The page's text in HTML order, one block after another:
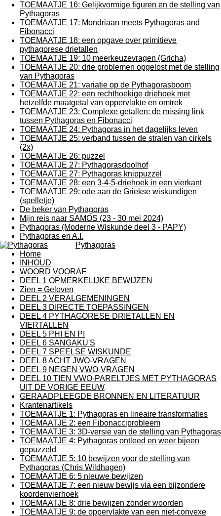
TOEMAATJE 16: Gelijkvormige figuren en de stelling van
Pythagoras
TOEMAATJE 17: Mondriaan meets Pythagoras and
Fibonacci
TOEMAATJE 18: een opgave over primitieve
pythagorese drietallen
TOEMAATJE 19: 10 meerkeuzevragen (Gricha)
TOEMAATJE 20: drie problemen opgelost met de stelling
van Pythagoras
TOEMAATJE 21: variatie op de Pythagorasboom
TOEMAATJE 22: een rechthoekige driehoek met
hetzelfde maatgetal van oppervlakte en omtrek
TOEMAATJE 23: Complexe getallen: de missing link
tussen Pythagoras en Fibonacci
TOEMAATJE 24: Pythagoras in het dagelijks leven
TOEMAATJE 25: verband tussen de stralen van cirkels
(2x)
TOEMAATJE 26: puzzel
TOEMAATJE 27: Pythagorasdoolhof
TOEMAATJE 27: Pythagoras knippuzzel
TOEMAATJE 28: een 3-4-5-driehoek in een vierkant
TOEMAATJE 29: ode aan de Griekse wiskundigen
(spelletje)
De beker van Pythagoras
Mijn reis naar SAMOS (23 - 30 mei 2024)
Pythagoras (Moderne Wiskunde deel 3 - PAPY)
Pythagoras en A.I.
Pythagoras
Home
INHOUD
WOORD VOORAF
DEEL 1 OPMERKELIJKE BEWIJZEN
Zien = Geloven
DEEL 2 VERALGEMENINGEN
DEEL 3 DIRECTE TOEPASSINGEN
DEEL 4 PYTHAGORESE DRIETALLEN EN
VIERTALLEN
DEEL 5 PHI EN PI
DEEL 6 SANGAKU'S
DEEL 7 SPEELSE WISKUNDE
DEEL 8 ACHT JWO-VRAGEN
DEEL 9 NEGEN VWO-VRAGEN
DEEL 10 TIEN VWO-PARELTJES MET PYTHAGORAS
UIT DE VORIGE EEUW
GERAADPLEEGDE BRONNEN EN LITERATUUR
Krantenartikels
TOEMAATJE 1: Pythagoras en lineaire transformaties
TOEMAATJE 2: een Fibonacciprobleem
TOEMAATJE 3: 3D-versie van de stelling van Pythagoras
TOEMAATJE 4: Pythagoras ontleed en weer bijeen
gepuzzeld
TOEMAATJE 5: 10 bewijzen voor de stelling van
Pythagoras (Chris Wildhagen)
TOEMAATJE 6: 5 nieuwe bewijzen
TOEMAATJE 7: een nieuw bewijs via een bijzondere
koordenvierhoek
TOEMAATJE 8: drie bewijzen zonder woorden
TOEMAATJE 9: de oppervlakte van een niet-convexe